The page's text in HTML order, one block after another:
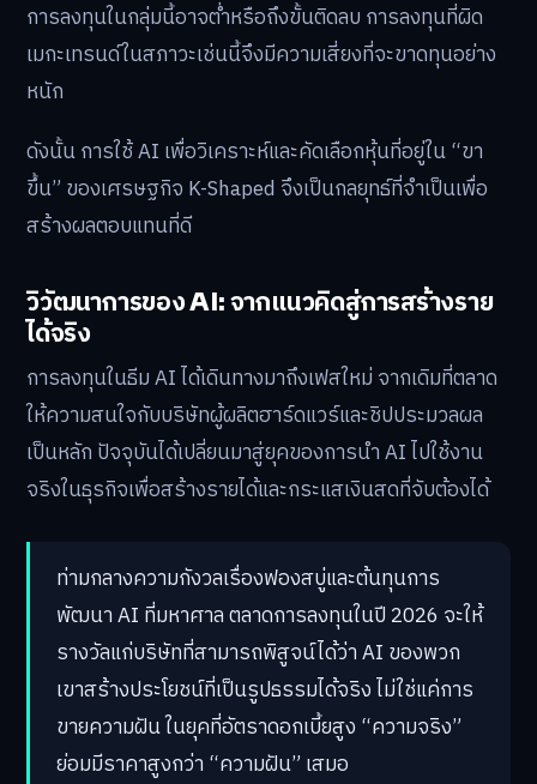
การลงทุนในกลุ่มนี้อาจต่ำหรือถึงขั้นติดลบ การลงทุนที่ผิด
เมกะเทรนด์ในสภาวะเช่นนี้จึงมีความเสี่ยงที่จะขาดทุนอย่าง
หนัก
ดังนั้น การใช้ AI เพื่อวิเคราะห์และคัดเลือกหุ้นที่อยู่ใน “ขา
ขึ้น” ของเศรษฐกิจ K-Shaped จึงเป็นกลยุทธ์ที่จำเป็นเพื่อ
สร้างผลตอบแทนที่ดี
วิวัฒนาการของ AI: จากแนวคิดสู่การสร้างราย
ได้จริง
การลงทุนในธีม AI ได้เดินทางมาถึงเฟสใหม่ จากเดิมที่ตลาด
ให้ความสนใจกับบริษัทผู้ผลิตฮาร์ดแวร์และชิปประมวลผล
เป็นหลัก ปัจจุบันได้เปลี่ยนมาสู่ยุคของการนำ AI ไปใช้งาน
จริงในธุรกิจเพื่อสร้างรายได้และกระแสเงินสดที่จับต้องได้
ท่ามกลางความกังวลเรื่องฟองสบู่และต้นทุนการ
พัฒนา AI ที่มหาศาล ตลาดการลงทุนในปี 2026 จะให้
รางวัลแก่บริษัทที่สามารถพิสูจน์ได้ว่า AI ของพวก
เขาสร้างประโยชน์ที่เป็นรูปธรรมได้จริง ไม่ใช่แค่การ
ขายความฝัน ในยุคที่อัตราดอกเบี้ยสูง “ความจริง”
ย่อมมีราคาสูงกว่า “ความฝัน” เสมอ